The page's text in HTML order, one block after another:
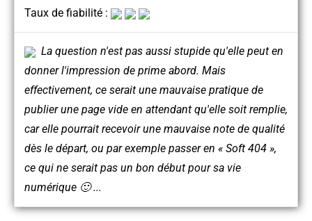
Taux de fiabilité :
La question n'est pas aussi stupide qu'elle peut en
donner l'impression de prime abord. Mais
effectivement, ce serait une mauvaise pratique de
publier une page vide en attendant qu'elle soit remplie,
car elle pourrait recevoir une mauvaise note de qualité
dès le départ, ou par exemple passer en « Soft 404 »,
ce qui ne serait pas un bon début pour sa vie
numérique 🙂 ...